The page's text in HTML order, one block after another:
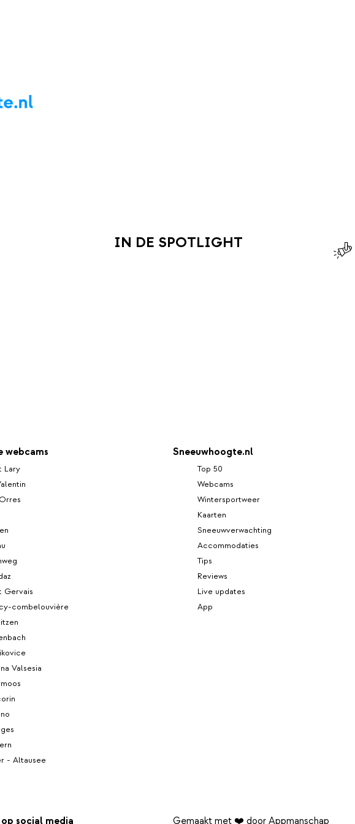
App
IN DE SPOTLIGHT
webcams
Lary
Gervais
combelouvière
Valsesia
- Altausee
Sneeuwhoogte.nl
Top 50
Webcams
Wintersportweer
Kaarten
Sneeuwverwachting
Accommodaties
Tips
Reviews
Live updates
App
social media Gemaakt met ❤️ door Appmanschap